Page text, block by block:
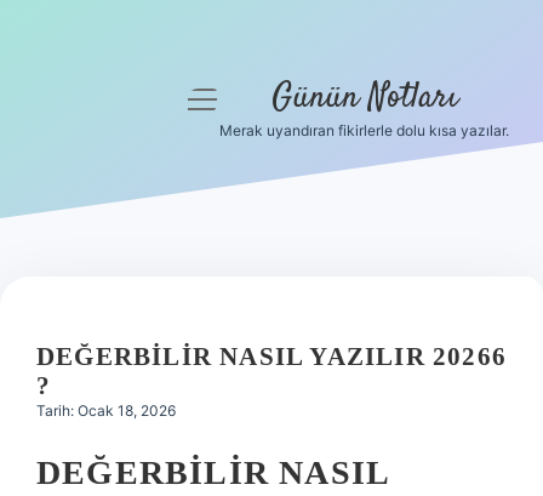
Hakkımızda
menüyü
Günün Notları
Merak uyandıran fikirlerle dolu kısa yazılar.
DEĞERBILIR NASIL YAZILIR 20266
?
Tarih: Ocak 18, 2026
DEĞERBILIR NASIL